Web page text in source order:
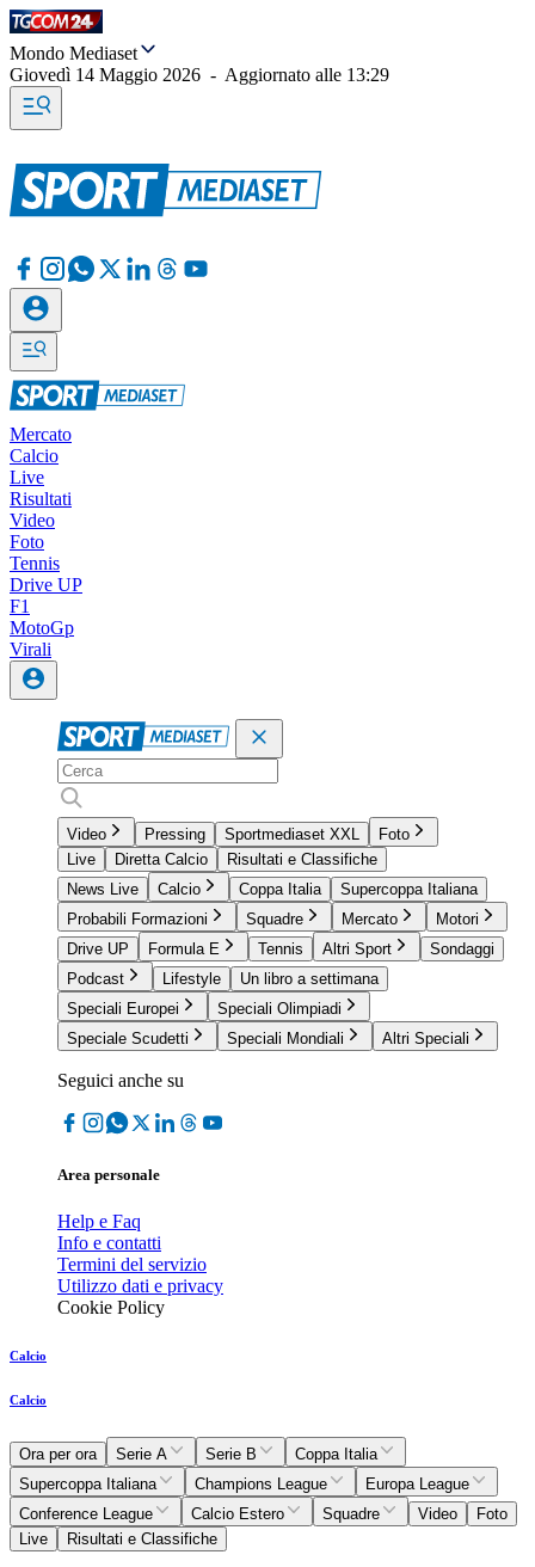
Mondo Mediaset
Giovedì 14 Maggio 2026 - Aggiornato alle 13:29
Mercato
Calcio
Live
Risultati
Video
Foto
Tennis
Drive UP
F1
MotoGp
Virali
Video Pressing Sportmediaset XXL
Foto
Live
Diretta Calcio
Risultati e Classifiche
News Live
Calcio Coppa Italia
Supercoppa Italiana
Probabili Formazioni
Squadre Mercato
Motori
Drive UP
Formula E Tennis Altri Sport
Sondaggi
Podcast
Lifestyle
Un libro a settimana
Speciali Europei
Speciali Olimpiadi
Speciale Scudetti
Speciali Mondiali Altri Speciali
Seguici anche su
Area personale
Help e Faq
Info e contatti
Termini del servizio
Utilizzo dati e privacy
Cookie Policy
Calcio
Calcio
Ora per ora Serie A Serie B
Coppa Italia
Supercoppa Italiana
Champions League
Europa League
Conference League
Calcio Estero Squadre Video
Foto
Live
Risultati e Classifiche